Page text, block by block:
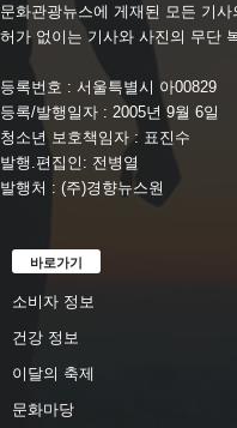
문화관광뉴스에 게재된 모든 기
허가 없이는 기사와 사진의 무단
등록번호 : 서울특별시 아00829
등록/발행일자 : 2005년 9월 6일
청소년 보호책임자 : 표진수
발행.편집인: 전병열
발행처 : (주)경향뉴스원
바로가기
소비자 정보
건강 정보
이달의 축제
문화마당